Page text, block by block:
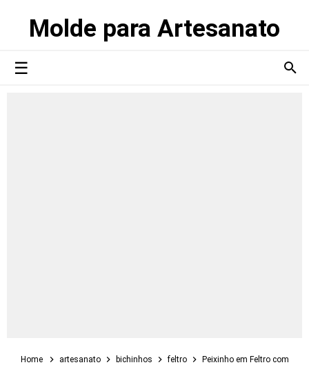
Molde para Artesanato
Home artesanato bichinhos feltro
Peixinho em Feltro com